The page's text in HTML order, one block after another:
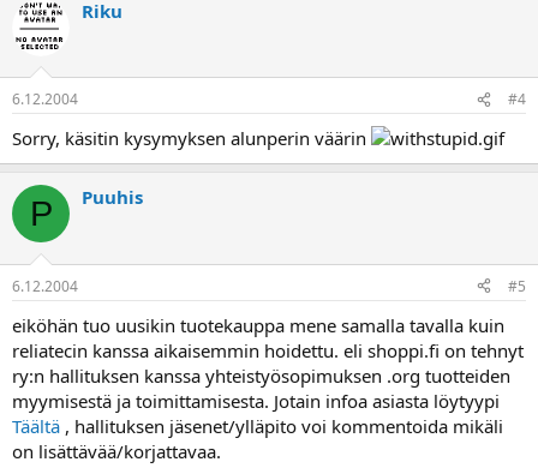
Riku
6.12.2004 #4
Sorry, käsitin kysymyksen alunperin väärin
P Puuhis
6.12.2004 #5
eiköhän tuo uusikin tuotekauppa mene samalla tavalla kuin
reliatecin kanssa aikaisemmin hoidettu. eli shoppi.fi on tehnyt
ry:n hallituksen kanssa yhteistyösopimuksen .org tuotteiden
myymisestä ja toimittamisesta. Jotain infoa asiasta löytyypi
Täältä , hallituksen jäsenet/ylläpito voi kommentoida mikäli
on lisättävää/korjattavaa.